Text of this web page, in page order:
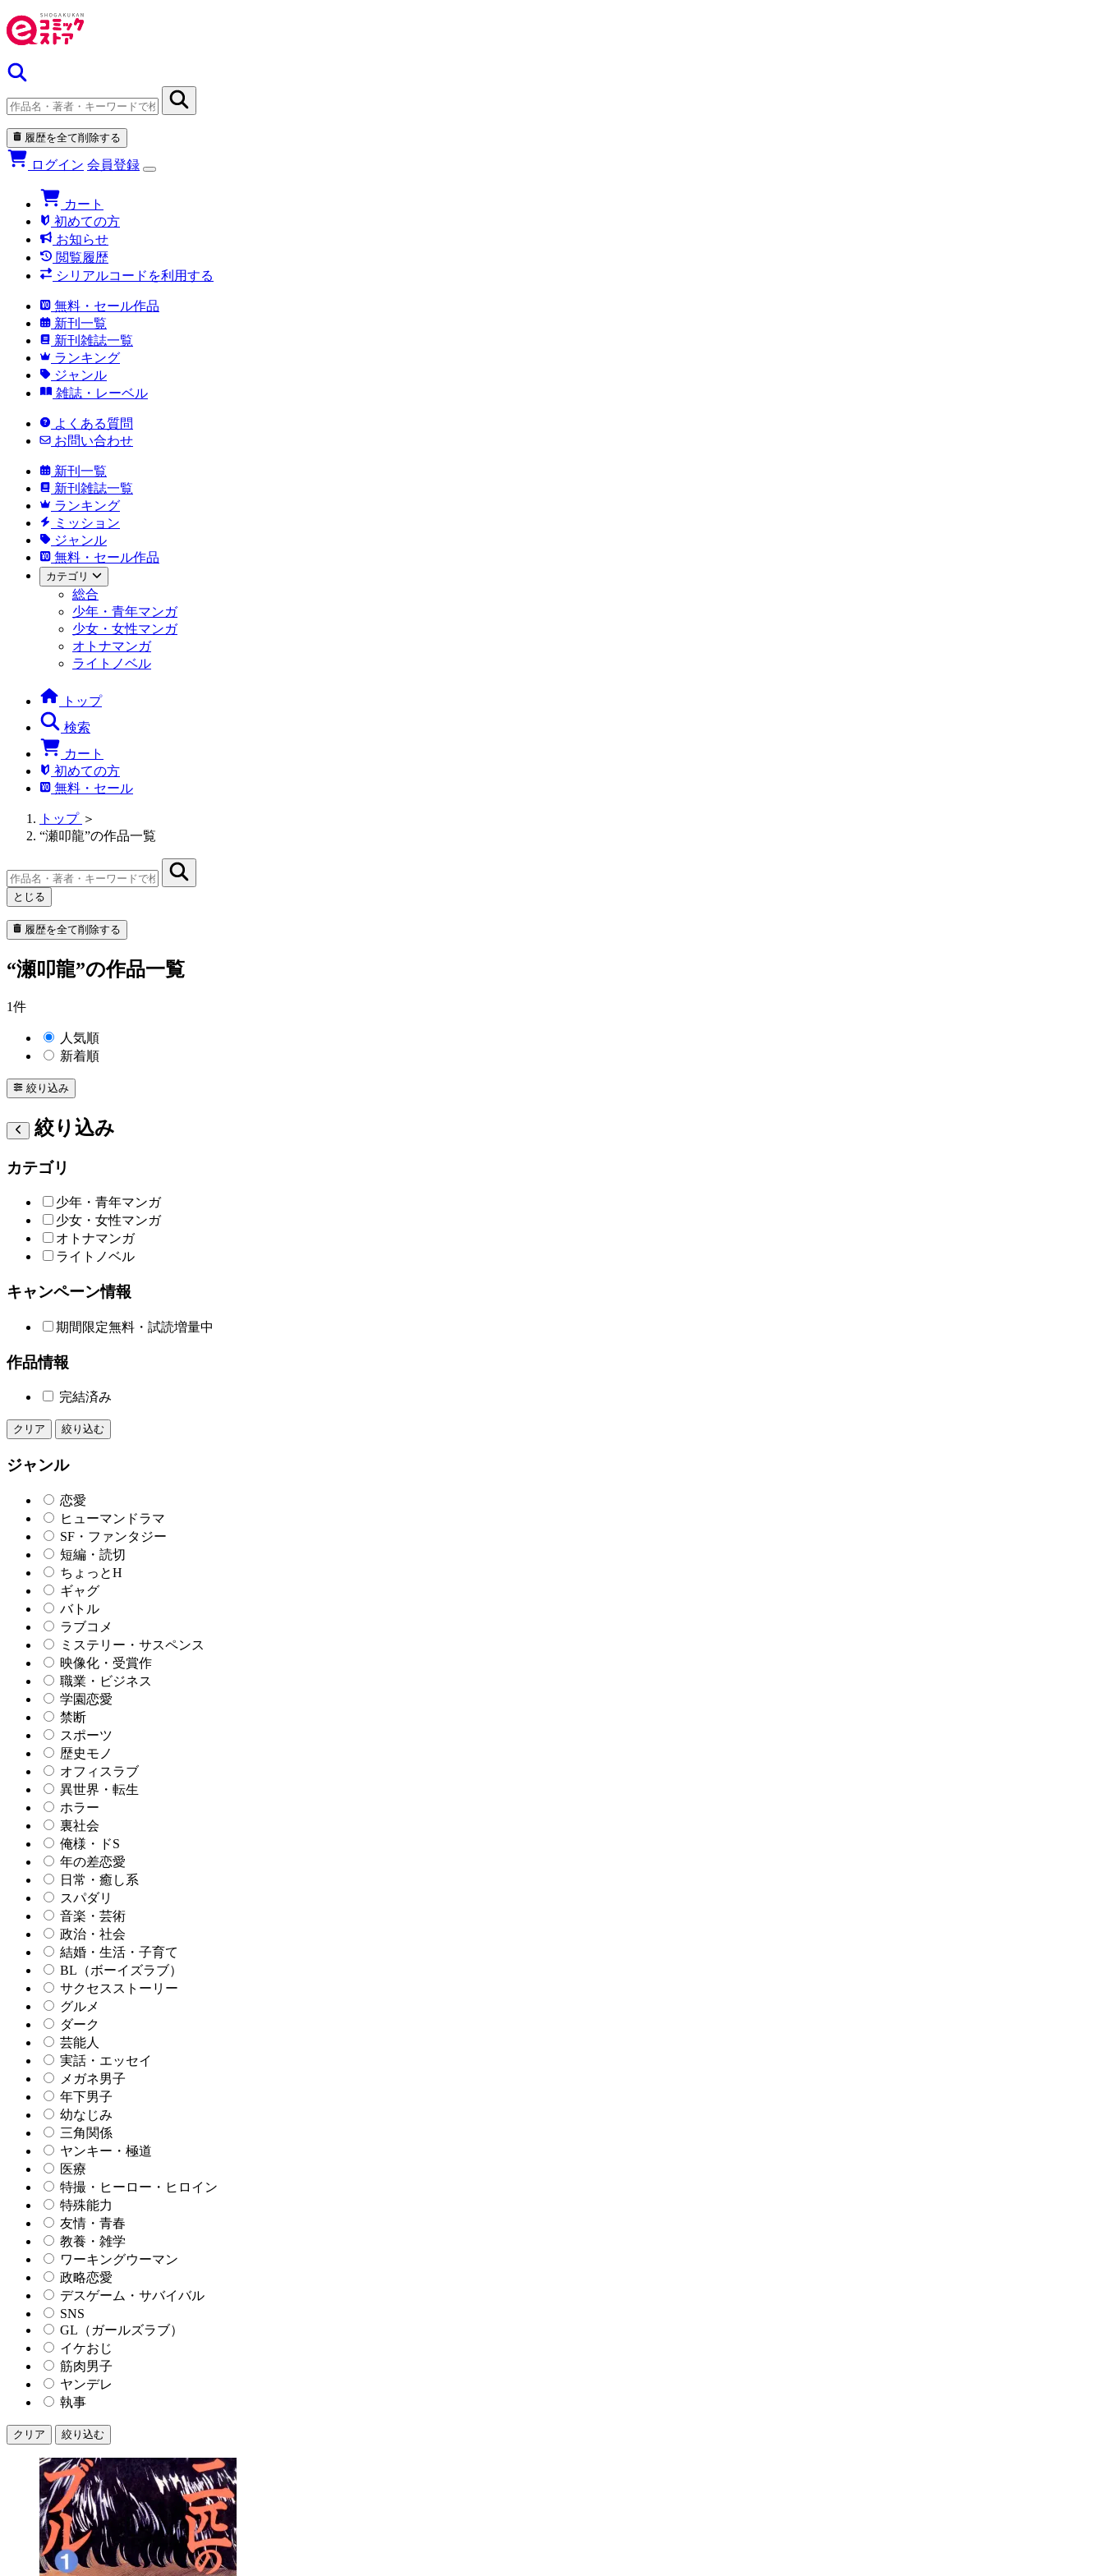
履歴を全て削除する
ログイン 会員登録
カート
初めての方
お知らせ
閲覧履歴
シリアルコードを利用する
無料・セール作品
新刊一覧
新刊雑誌一覧
ランキング
ジャンル
雑誌・レーベル
よくある質問
お問い合わせ
新刊一覧
新刊雑誌一覧
ランキング
ミッション
ジャンル
無料・セール作品
カテゴリ
総合
少年・青年マンガ
少女・女性マンガ
オトナマンガ
ライトノベル
トップ
検索
カート
初めての方
無料・セール
トップ ＞
“瀬叩龍”の作品一覧
とじる
履歴を全て削除する
“瀬叩龍”の作品一覧
1件
人気順
新着順
絞り込み
絞り込み
カテゴリ
少年・青年マンガ
少女・女性マンガ
オトナマンガ
ライトノベル
キャンペーン情報
期間限定無料・試読増量中
作品情報
完結済み
クリア 絞り込む
ジャンル
恋愛
ヒューマンドラマ
SF・ファンタジー
短編・読切
ちょっとH
ギャグ
バトル
ラブコメ
ミステリー・サスペンス
映像化・受賞作
職業・ビジネス
学園恋愛
禁断
スポーツ
歴史モノ
オフィスラブ
異世界・転生
ホラー
裏社会
俺様・ドS
年の差恋愛
日常・癒し系
スパダリ
音楽・芸術
政治・社会
結婚・生活・子育て
BL（ボーイズラブ）
サクセスストーリー
グルメ
ダーク
芸能人
実話・エッセイ
メガネ男子
年下男子
幼なじみ
三角関係
ヤンキー・極道
医療
特撮・ヒーロー・ヒロイン
特殊能力
友情・青春
教養・雑学
ワーキングウーマン
政略恋愛
デスゲーム・サバイバル
SNS
GL（ガールズラブ）
イケおじ
筋肉男子
ヤンデレ
執事
クリア 絞り込む